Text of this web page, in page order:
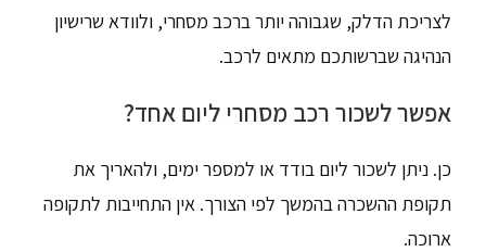
לצריכת הדלק, שגבוהה יותר ברכב מסחרי, ולוודא שרישיון
הנהיגה שברשותכם מתאים לרכב.
אפשר לשכור רכב מסחרי ליום אחד?
כן. ניתן לשכור ליום בודד או למספר ימים, ולהאריך את
תקופת ההשכרה בהמשך לפי הצורך. אין התחייבות לתקופה
ארוכה.